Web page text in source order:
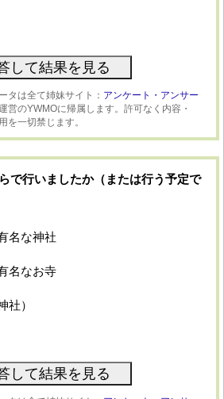
タは全て姉妹サイト： アンケート・アンサー
営のYWMOに帰属します。許可なく内容・
を一切禁じます。
で行いましたか（または行う予定で
名な神社
名なお寺
社）